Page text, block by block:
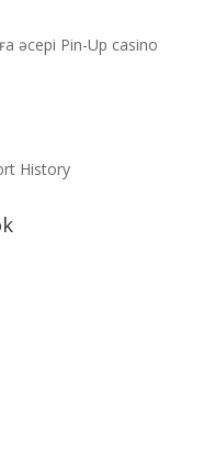
әсері Pin-Up casino
History